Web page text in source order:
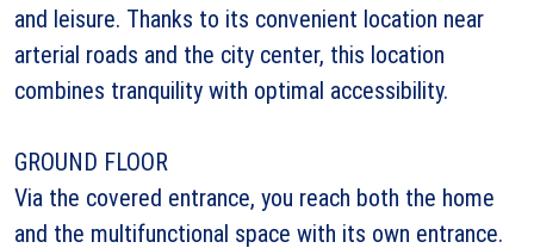
and leisure. Thanks to its convenient location near
arterial roads and the city center, this location
combines tranquility with optimal accessibility.
GROUND FLOOR
Via the covered entrance, you reach both the home
and the multifunctional space with its own entrance.